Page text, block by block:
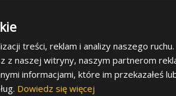
które
Pozwala na wyższe
aby zapewnić prawidłowe
100% wkrętów z funkcją
końcówek TORX PLUS®
treści, reklam i analizy naszego
z naszej witryny, naszym partnerom
informacjami, które im przekazałeś
Dowiedz się więcej